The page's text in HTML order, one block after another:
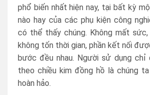
phổ biến nhất hiện nay, tại bất kỳ
nào hay của các phụ kiện công
có thể thấy chúng. Không mất
không tốn thời gian, phần kết nối
bước đều nhau. Người sử dụng chỉ
theo chiều kim đồng hồ là chúng
hoàn hảo.